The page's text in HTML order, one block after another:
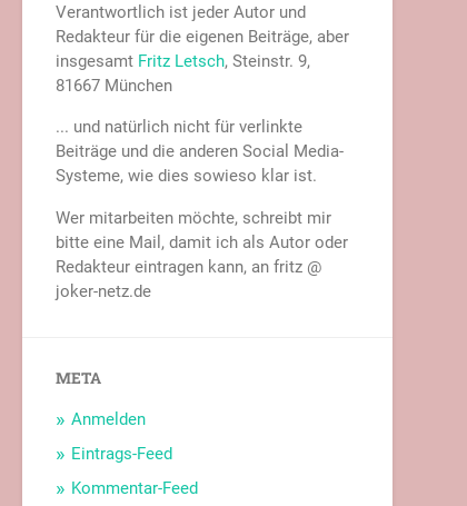
Verantwortlich ist jeder Autor und
Redakteur für die eigenen Beiträge, aber
insgesamt Fritz Letsch, Steinstr. 9,
81667 München
... und natürlich nicht für verlinkte
Beiträge und die anderen Social Media-
Systeme, wie dies sowieso klar ist.
Wer mitarbeiten möchte, schreibt mir
bitte eine Mail, damit ich als Autor oder
Redakteur eintragen kann, an fritz @
joker-netz.de
META
Anmelden
Eintrags-Feed
Kommentar-Feed